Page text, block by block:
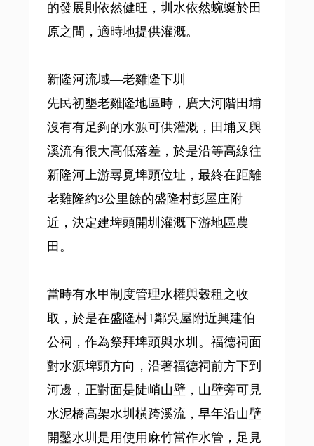
的發展則依然健旺，圳水依然蜿蜒於田
原之間，適時地提供灌溉。
新隆河流域—老雞隆下圳
先民初墾老雞隆地區時，廣大河階田埔
沒有有足夠的水源可供灌溉，田埔又與
溪流有很大高低落差，於是沿等高線往
新隆河上游尋覓埤頭位址，最終在距離
老雞隆約3公里餘的盛隆村彭屋庄附
近，決定建埤頭開圳灌溉下游地區農
田。
當時有水甲制度管理水權與穀租之收
取，於是在盛隆村1鄰吳屋附近興建伯
公祠，作為祭拜埤頭與水圳。福德祠面
對水源埤頭方向，沿著福德祠前方下到
河邊，正對面是陡峭山壁，山壁旁可見
水泥橋高架水圳橫跨溪流，早年沿山壁
開鑿水圳是用使用麻竹當作水管，足見